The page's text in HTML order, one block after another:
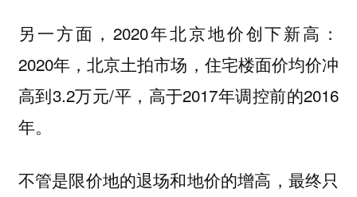
另一方面，2020年北京地价创下新高：
2020年，北京土拍市场，住宅楼面价均价冲
高到3.2万元/平，高于2017年调控前的2016
年。
不管是限价地的退场和地价的增高，最终只